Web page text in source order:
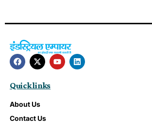
Quick links
About Us
Contact Us